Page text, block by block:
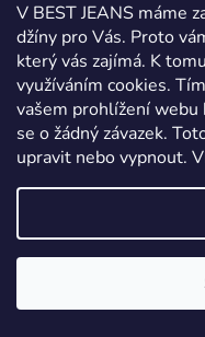
V BEST JEANS máme
džíny pro Vás. Proto
který vás zajímá. K
využíváním cookies.
vašem prohlížení webu
se o žádný závazek.
upravit nebo vypnout.
Pánské kalhoty